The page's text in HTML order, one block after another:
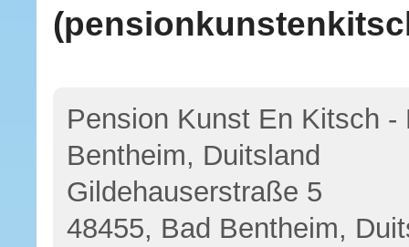
Pension Kunst En Kitsch -
Bentheim, Duitsland
Gildehauserstraße 5
48455, Bad Bentheim,